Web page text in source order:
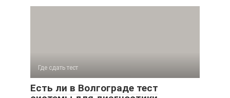
Где сдать тест
Есть ли в Волгограде тест